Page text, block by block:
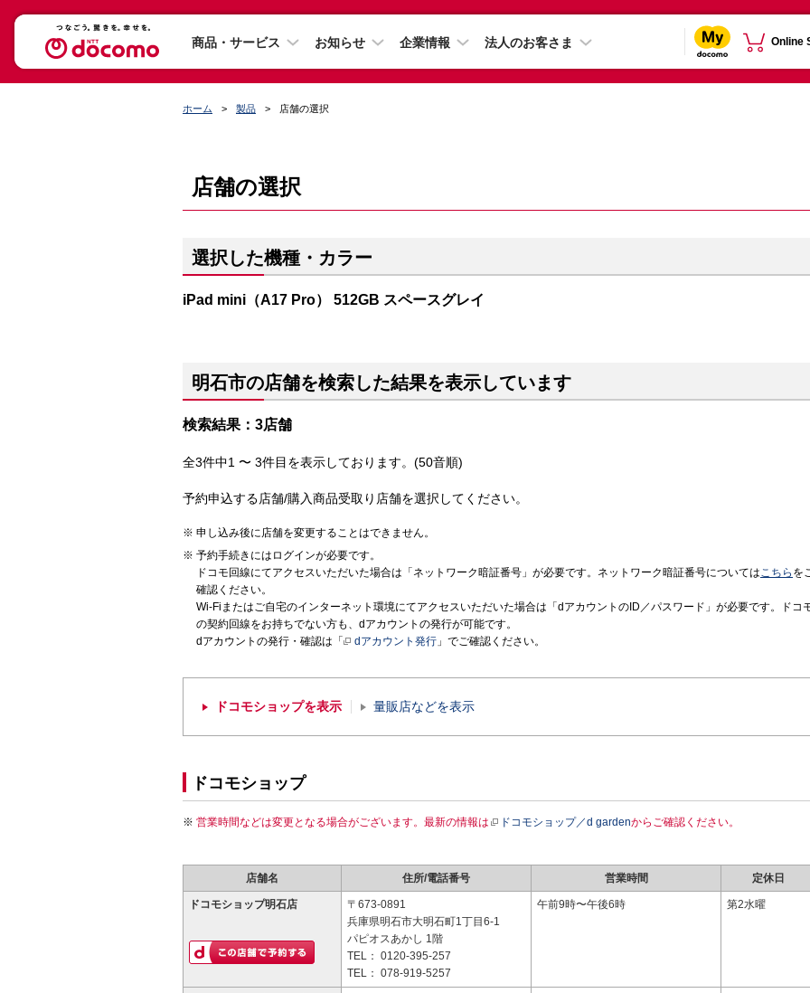
商品・サービス お知らせ 企業情報 法人のお客さま Online
ホーム 製品 店舗の選択
店舗の選択
選択した機種・カラー
iPad mini（A17 Pro） 512GB スペースグレイ
明石市の店舗を検索した結果を表示しています
検索結果：3店舗
全3件中1 〜 3件目を表示しております。(50音順)
予約申込する店舗/購入商品受取り店舗を選択してください。
申し込み後に店舗を変更することはできません。
予約手続きにはログインが必要です。
ドコモ回線にてアクセスいただいた場合は「ネットワーク暗証番号」が必要です。ネットワーク暗証番号についてはこちら を
確認ください。
Wi-Fiまたはご自宅のインターネット環境にてアクセスいただいた場合は「dアカウントのID／パスワード」が必要です。ドコ
の契約回線をお持ちでない方も、dアカウントの発行が可能です。
dアカウントの発行・確認は「
dアカウント発行 」でご確認ください。
ドコモショップを表示 量販店などを表示
ドコモショップ
営業時間などは変更となる場合がございます。最新の情報は ドコモショップ／d gardenからご確認ください。
店舗名 住所/電話番号 営業時間 定休日
ドコモショップ明石店
〒673-0891
兵庫県明石市大明石町1丁目6-1
パピオスあかし 1階
TEL： 0120-395-257
TEL： 078-919-5257
午前9時〜午後6時 第2水曜